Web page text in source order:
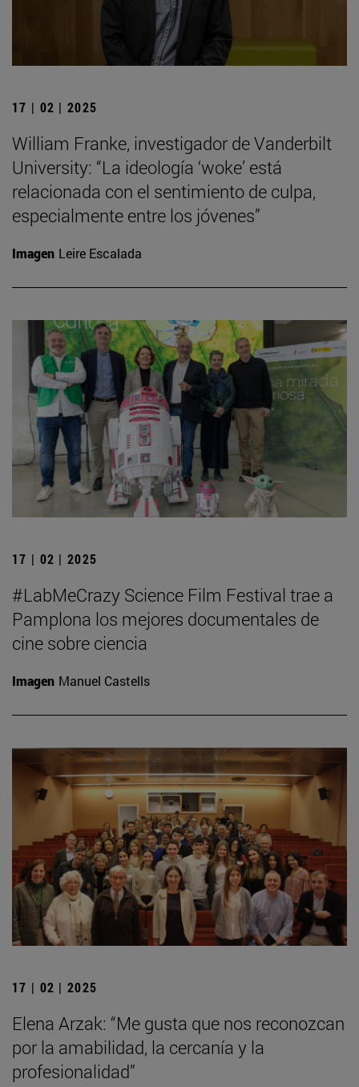
17 | 02 | 2025
William Franke, investigador de Vanderbilt
University: “La ideología ‘woke’ está
relacionada con el sentimiento de culpa,
especialmente entre los jóvenes”
Imagen Leire Escalada
17 | 02 | 2025
#LabMeCrazy Science Film Festival trae a
Pamplona los mejores documentales de
cine sobre ciencia
Imagen Manuel Castells
17 | 02 | 2025
Elena Arzak: “Me gusta que nos reconozcan
por la amabilidad, la cercanía y la
profesionalidad”